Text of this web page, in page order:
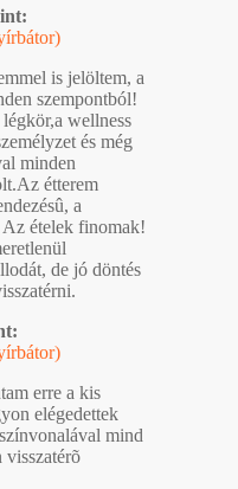
is jelöltem, a
szempontból!
wellness
és még
minden
étterem
a
Az ételek finomak!
de jó döntés
erre a kis
elégedettek
mind
visszatérõ